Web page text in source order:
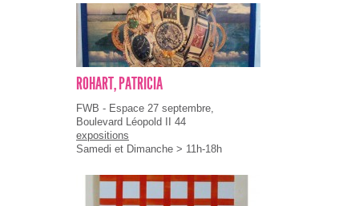
ROHART, PATRICIA
FWB - Espace 27 septembre,
Boulevard Léopold II 44
expositions
Samedi et Dimanche > 11h-18h